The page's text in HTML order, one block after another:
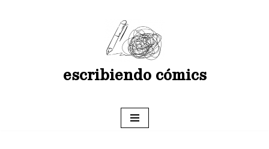
escribiendo cómics